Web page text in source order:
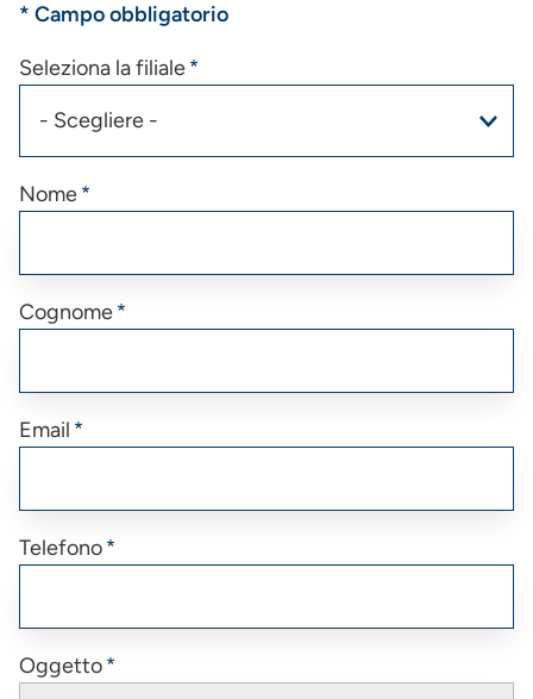
* Campo obbligatorio
Seleziona la filiale
Nome
Cognome
Email
Telefono
Oggetto